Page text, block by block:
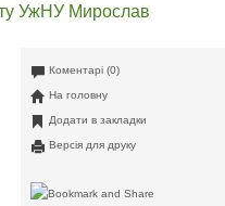
УжНУ Мирослав
Коментарі (0)
На головну
Додати в закладки
Версія для друку